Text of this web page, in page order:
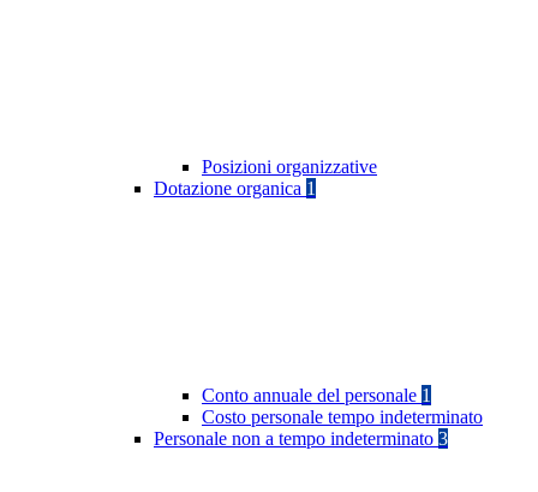
Posizioni organizzative
Dotazione organica 1
Conto annuale del personale 1
Costo personale tempo indeterminato
Personale non a tempo indeterminato 3